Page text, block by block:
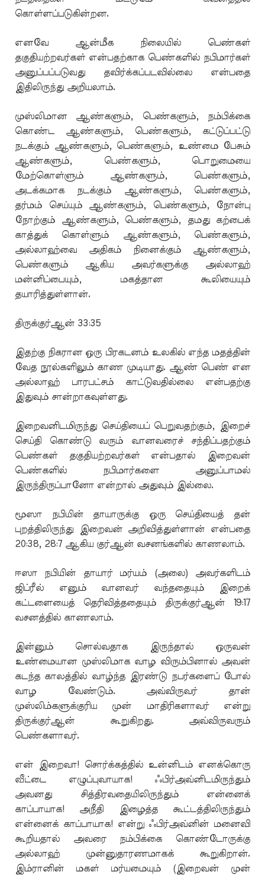
கொள்ளப்படுகின்றன.
எனவே ஆன்மீக நிலையில் பெண்கள்
தகுதியற்றவர்கள் என்பதற்காக பெண்களில் நபிமார்கள்
அனுப்பப்படுவது தவிர்க்கப்படவில்லை என்பதை
இதிலிருந்து அறியலாம்.
முஸ்லிமான ஆண்களும், பெண்களும், நம்பிக்கை
கொண்ட ஆண்களும், பெண்களும், கட்டுப்பட்டு
நடக்கும் ஆண்களும், பெண்களும், உண்மை பேசும்
ஆண்களும், பெண்களும், பொறுமையை
மேற்கொள்ளும் ஆண்களும், பெண்களும்,
அடக்கமாக நடக்கும் ஆண்களும், பெண்களும்,
தர்மம் செய்யும் ஆண்களும், பெண்களும், நோன்பு
நோற்கும் ஆண்களும், பெண்களும், தமது கற்பைக்
காத்துக் கொள்ளும் ஆண்களும், பெண்களும்,
அல்லாஹ்வை அதிகம் நினைக்கும் ஆண்களும்,
பெண்களும் ஆகிய அவர்களுக்கு அல்லாஹ்
மன்னிப்பையும், மகத்தான கூலியையும்
தயாரித்துள்ளான்.
திருக்குர்ஆன் 33:35
இதற்கு நிகரான ஒரு பிரகடனம் உலகில் எந்த மதத்தின்
வேத நூல்களிலும் காண முடியாது. ஆண் பெண் என
அல்லாஹ் பாரபட்சம் காட்டுவதில்லை என்பதற்கு
இதுவும் சான்றாகவுள்ளது.
இறைவனிடமிருந்து செய்தியைப் பெறுவதற்கும், இறைச்
செய்தி கொண்டு வரும் வானவரைச் சந்திப்பதற்கும்
பெண்கள் தகுதியற்றவர்கள் என்பதால் இறைவன்
பெண்களில் நபிமார்களை அனுப்பாமல்
இருந்திருப்பானோ என்றால் அதுவும் இல்லை.
மூஸா நபியின் தாயாருக்கு ஒரு செய்தியைத் தன்
புறத்திலிருந்து இறைவன் அறிவித்துள்ளான் என்பதை
20:38, 28:7 ஆகிய குர்ஆன் வசனங்களில் காணலாம்.
ஈஸா நபியின் தாயார் மர்யம் (அலை) அவர்களிடம்
ஜிப்ரீல் எனும் வானவர் வந்ததையும் இறைக்
கட்டளையைத் தெரிவித்ததையும் திருக்குர்ஆன் 19:17
வசனத்தில் காணலாம்.
இன்னும் சொல்வதாக இருந்தால் ஒருவன்
உண்மையான முஸ்லிமாக வாழ விரும்பினால் அவன்
கடந்த காலத்தில் வாழ்ந்த இரண்டு நபர்களைப் போல்
வாழ வேண்டும். அவ்விருவர் தான்
முஸ்லிம்களுக்குரிய முன் மாதிரிகளாவர் என்று
திருக்குர்ஆன் கூறுகிறது. அவ்விருவரும்
பெண்களாவர்.
என் இறைவா! சொர்க்கத்தில் உன்னிடம் எனக்கொரு
வீட்டை எழுப்புவாயாக! ஃபிர்அவ்னிடமிருந்தும்
அவனது சித்திரவதையிலிருந்தும் என்னைக்
காப்பாயாக! அநீதி இழைத்த கூட்டத்திலிருந்தும்
என்னைக் காப்பாயாக! என்று ஃபிர்அவ்னின் மனைவி
கூறியதால் அவரை நம்பிக்கை கொண்டோருக்கு
அல்லாஹ் முன்னுதாரணமாகக் கூறுகிறான்.
இம்ரானின் மகள் மர்யமையும் (இறைவன் முன்